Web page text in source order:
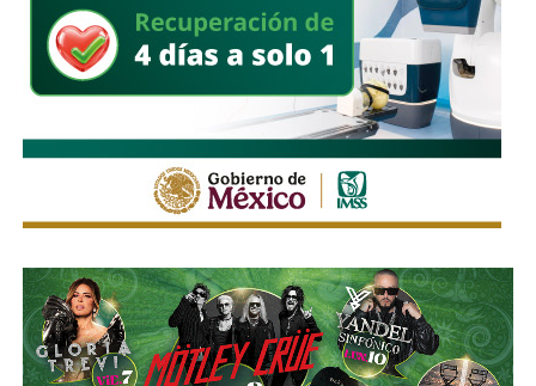
Ahí fueron encontrados18 tanques verticales, dos líneas
completas de producción para hidrocarburos, alrededor de
40 mil litros de petróleo crudo y diésel, además de
muestras de ácido sulfúrico, hidrocarburos y diversa
documentación relacionada con la operación del sitio.